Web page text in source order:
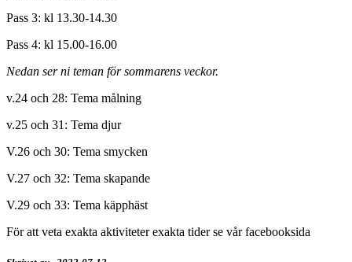
Pass 3: kl 13.30-14.30
Pass 4: kl 15.00-16.00
Nedan ser ni teman för sommarens veckor.
v.24 och 28: Tema målning
v.25 och 31: Tema djur
V.26 och 30: Tema smycken
V.27 och 32: Tema skapande
V.29 och 33: Tema käpphäst
För att veta exakta aktiviteter exakta tider se vår facebooksida